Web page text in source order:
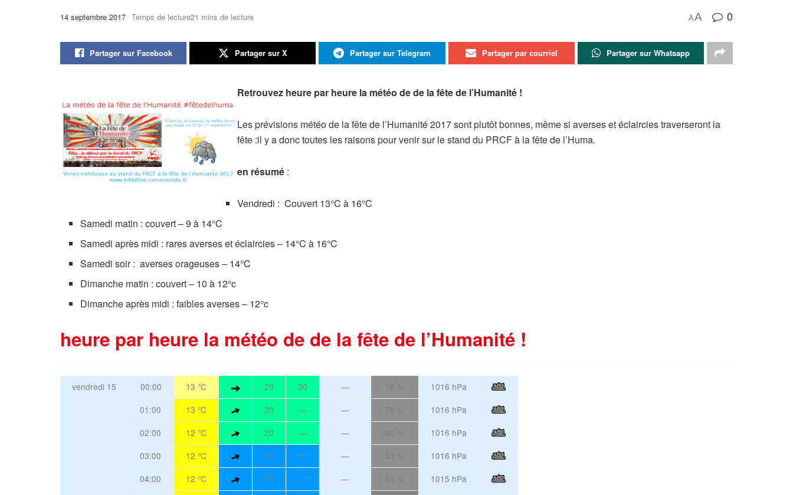
14 septembre 2017 Temps de lecture21 mins de lecture AA 0
Partager sur Facebook Partager sur X Partager sur Telegram Partager par courriel Partager sur Whatsapp
Retrouvez heure par heure la météo de de la fête de l’Humanité !
Les prévisions météo de la fête de l’Humanité 2017 sont plutôt bonnes, même si averses et éclaircies traverseront la
fête :il y a donc toutes les raisons pour venir sur le stand du PRCF à la fête de l’Huma.
en résumé :
Vendredi : Couvert 13°C à 16°C
Samedi matin : couvert – 9 à 14°C
Samedi après midi : rares averses et éclaircies – 14°C à 16°C
Samedi soir : averses orageuses – 14°C
Dimanche matin : couvert – 10 à 12°c
Dimanche après midi : faibles averses – 12°c
heure par heure la météo de de la fête de l’Humanité !
vendredi 15 00:00 13 °C 20 30 —
1016 hPa
01:00
13 °C 20 — —
1016 hPa
02:00
12 °C 20 — —
1016 hPa
03:00
12 °C 15 — —
1016 hPa
04:00
12 °C 15 — —
1015 hPa